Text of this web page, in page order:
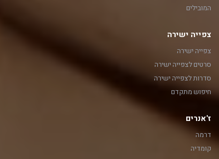
המובילים
צפייה ישירה
צפייה ישירה
סרטים לצפייה ישירה
סדרות לצפייה ישירה
חיפוש מתקדם
ז'אנרים
דרמה
קומדיה